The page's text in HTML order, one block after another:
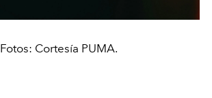
Fotos: Cortesía PUMA.